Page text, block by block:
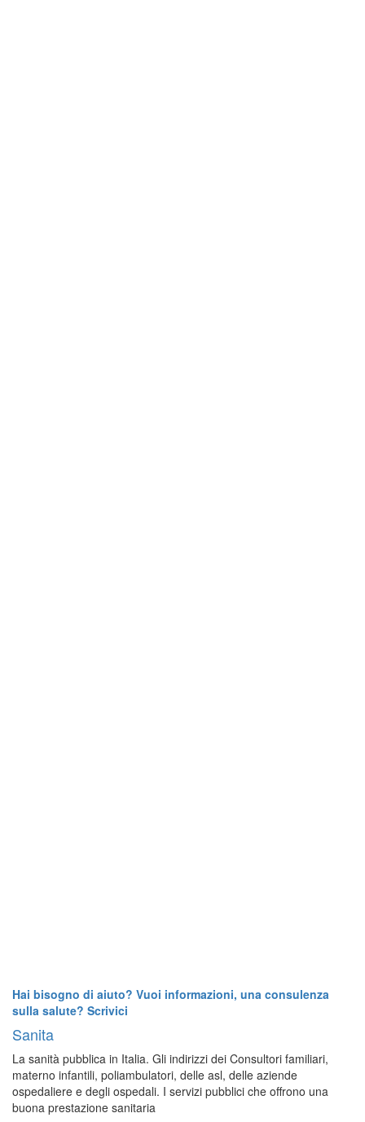
Hai bisogno di aiuto? Vuoi informazioni, una consulenza
sulla salute? Scrivici
Sanita
La sanità pubblica in Italia. Gli indirizzi dei Consultori familiari,
materno infantili, poliambulatori, delle asl, delle aziende
ospedaliere e degli ospedali. I servizi pubblici che offrono una
buona prestazione sanitaria